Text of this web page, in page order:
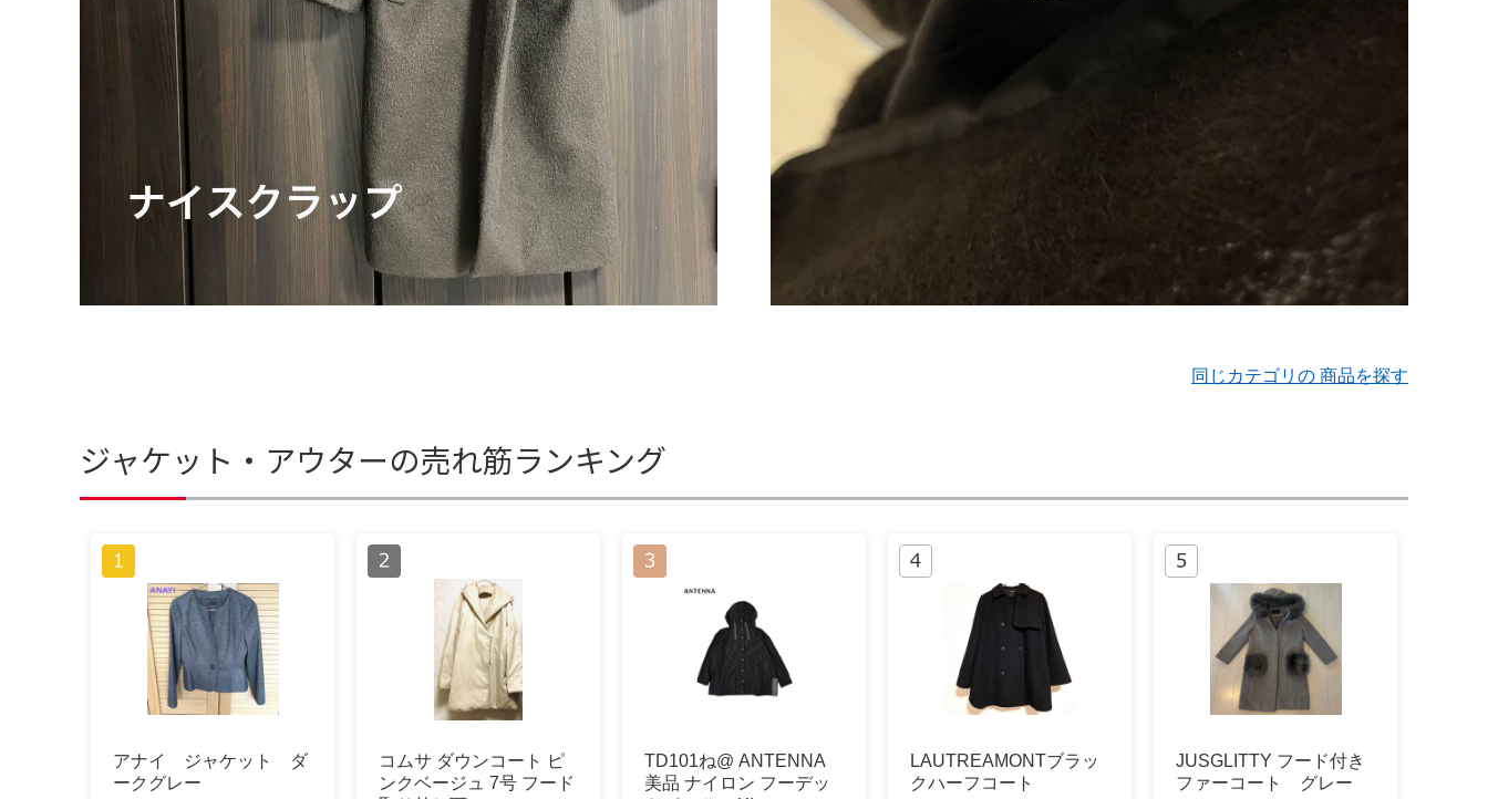
同じカテゴリの 商品を探す
ジャケット・アウターの売れ筋ランキング
アナイ ジャケット ダ
ークグレー
コムサ ダウンコート ピ
ンクベージュ 7号 フード
TD101ね@ ANTENNA
美品 ナイロン フーデッ
LAUTREAMONTブラッ
クハーフコート
JUSGLITTY フード付き
ファーコート グレー